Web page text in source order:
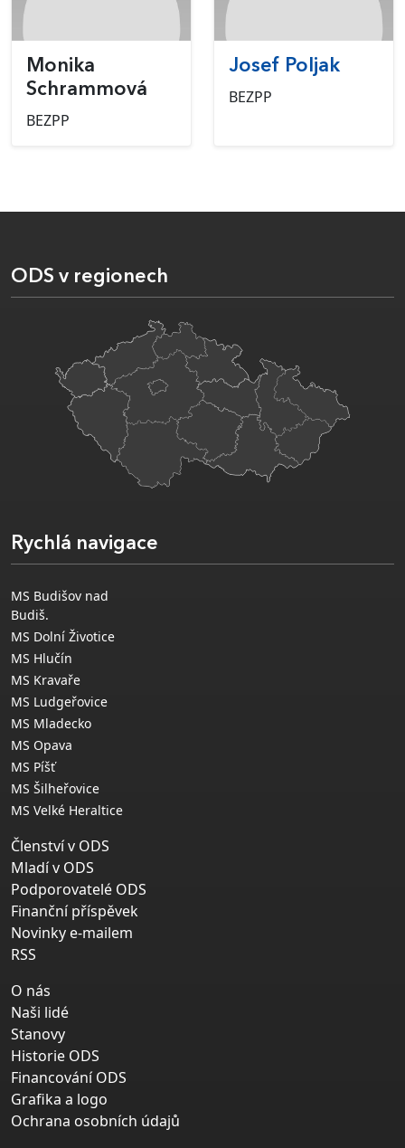
Monika
Schrammová
BEZPP
Josef Poljak
BEZPP
ODS v regionech
Rychlá navigace
MS Budišov nad
Budiš.
MS Dolní Životice
MS Hlučín
MS Kravaře
MS Ludgeřovice
MS Mladecko
MS Opava
MS Píšť
MS Šilheřovice
MS Velké Heraltice
Členství v ODS
Mladí v ODS
Podporovatelé ODS
Finanční příspěvek
Novinky e-mailem
RSS
O nás
Naši lidé
Stanovy
Historie ODS
Financování ODS
Grafika a logo
Ochrana osobních údajů